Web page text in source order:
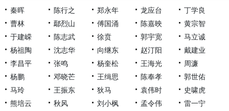
秦晖 陈行之 郑永年 龙应台
丁学良
曹林
鄢烈山 傅国涌 陈嘉映
黄宗智
于建嵘
陈志武 徐贲 郭宇宽
马立诚
杨祖陶
沈志华 向继东 赵汀阳
戴建业
李昌平
张鸣 杨奎松 王海光
周濂
杨鹏
邓晓芒 王缉思 陈奉孝
郭世佑
马玲
王振东 狄马 袁伟时
史啸虎
熊培云
秋风 刘小枫 孟令伟
雷一宁